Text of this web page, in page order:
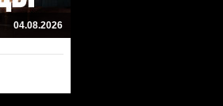
04.08.2026